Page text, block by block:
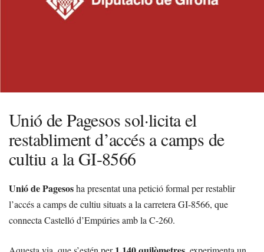
Unió de Pagesos sol·licita el
restabliment d’accés a camps de
cultiu a la GI-8566
Unió de Pagesosha presentat una petició formal per restablir
l’accés a camps de cultiu situats a la carretera GI-8566, que
connecta Castelló d’Empúries amb la C-260.